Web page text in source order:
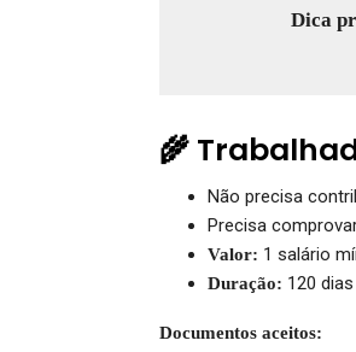
Dica
🌾
Não precisa
Precisa
Valor: 1 salário
Duração: 120 dias
Documentos aceitos: